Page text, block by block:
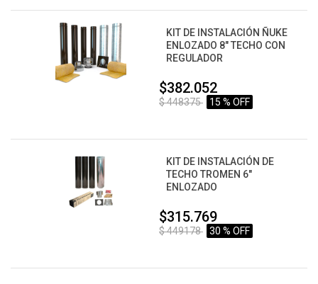
KIT DE INSTALACIÓN ÑUKE
ENLOZADO 8" TECHO CON
REGULADOR
$382.052
$ 448375 15 % OFF
KIT DE INSTALACIÓN DE
TECHO TROMEN 6"
ENLOZADO
$315.769
$ 449178 30 % OFF